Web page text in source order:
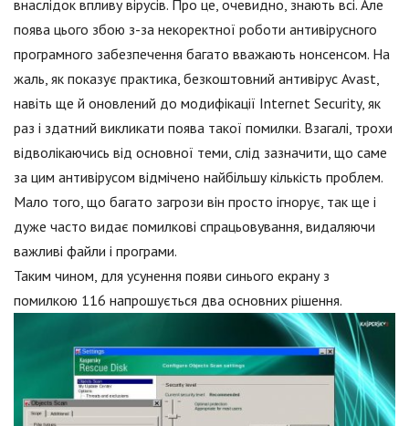
внаслідок впливу вірусів. Про це, очевидно, знають всі. Але
поява цього збою з-за некоректної роботи антивірусного
програмного забезпечення багато вважають нонсенсом. На
жаль, як показує практика, безкоштовний антивірус Avast,
навіть ще й оновлений до модифікації Internet Security, як
раз і здатний викликати поява такої помилки. Взагалі, трохи
відволікаючись від основної теми, слід зазначити, що саме
за цим антивірусом відмічено найбільшу кількість проблем.
Мало того, що багато загрози він просто ігнорує, так ще і
дуже часто видає помилкові спрацьовування, видаляючи
важливі файли і програми.
Таким чином, для усунення появи синього екрану з
помилкою 116 напрошується два основних рішення.